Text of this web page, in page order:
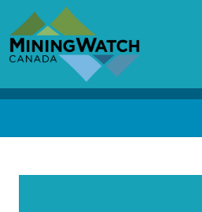
main
content